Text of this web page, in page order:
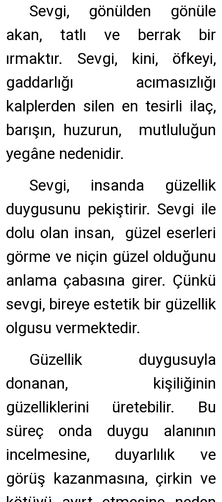
Sevgi, gönülden gönüle
akan, tatlı ve berrak bir
ırmaktır. Sevgi, kini, öfkeyi,
gaddarlığı acımasızlığı
kalplerden silen en tesirli ilaç,
barışın, huzurun, mutluluğun
yegâne nedenidir.
Sevgi, insanda güzellik
duygusunu pekiştirir. Sevgi ile
dolu olan insan, güzel eserleri
görme ve niçin güzel olduğunu
anlama çabasına girer. Çünkü
sevgi, bireye estetik bir güzellik
olgusu vermektedir.
Güzellik duygusuyla
donanan, kişiliğinin
güzelliklerini üretebilir. Bu
süreç onda duygu alanının
incelmesine, duyarlılık ve
görüş kazanmasına, çirkin ve